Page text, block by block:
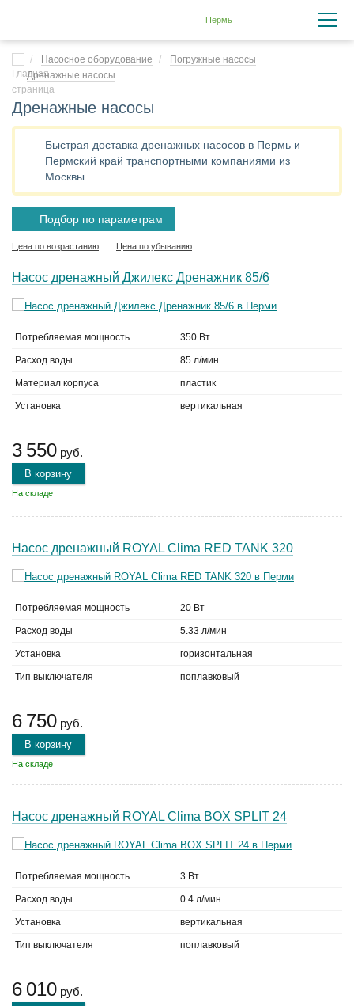
Пермь
Насосное оборудование
Погружные насосы
Дренажные насосы
Дренажные насосы
Быстрая доставка дренажных насосов в Пермь и
Пермский край транспортными компаниями из
Москвы
Подбор по параметрам
Цена по возрастанию Цена по убыванию
Насос дренажный Джилекс Дренажник 85/6
Потребляемая мощность 350 Вт
Расход воды 85 л/мин
Материал корпуса пластик
Установка вертикальная
3 550 руб.
В корзину
На складе
Насос дренажный ROYAL Clima RED TANK 320
Потребляемая мощность 20 Вт
Расход воды 5.33 л/мин
Установка горизонтальная
Тип выключателя поплавковый
6 750 руб.
В корзину
На складе
Насос дренажный ROYAL Clima BOX SPLIT 24
Потребляемая мощность 3 Вт
Расход воды 0.4 л/мин
Установка вертикальная
Тип выключателя поплавковый
6 010 руб.